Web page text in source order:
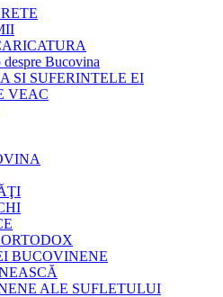
Bucovina
SI SUFERINTELE EI
VEAC
BUCOVINENE
ALE SUFLETULUI